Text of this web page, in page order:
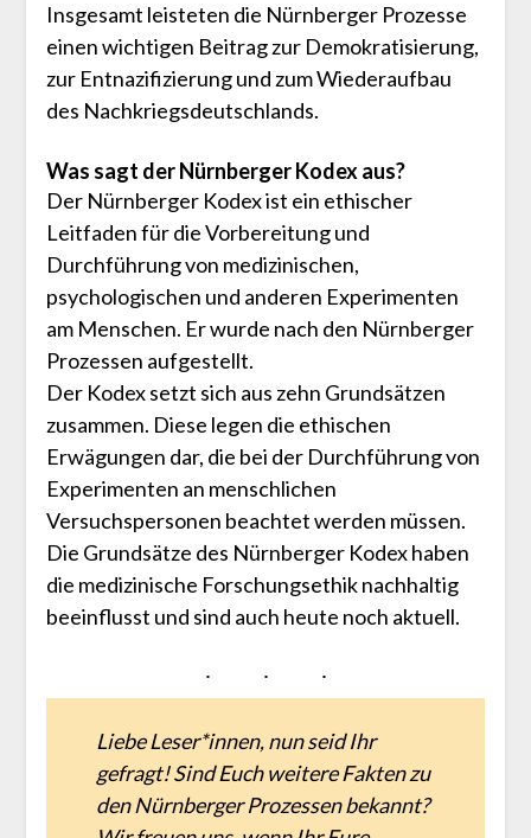
Insgesamt leisteten die Nürnberger Prozesse
einen wichtigen Beitrag zur Demokratisierung,
zur Entnazifizierung und zum Wiederaufbau
des Nachkriegsdeutschlands.
Was sagt der Nürnberger Kodex aus?
Der Nürnberger Kodex ist ein ethischer
Leitfaden für die Vorbereitung und
Durchführung von medizinischen,
psychologischen und anderen Experimenten
am Menschen. Er wurde nach den Nürnberger
Prozessen aufgestellt.
Der Kodex setzt sich aus zehn Grundsätzen
zusammen. Diese legen die ethischen
Erwägungen dar, die bei der Durchführung von
Experimenten an menschlichen
Versuchspersonen beachtet werden müssen.
Die Grundsätze des Nürnberger Kodex haben
die medizinische Forschungsethik nachhaltig
beeinflusst und sind auch heute noch aktuell.
Liebe Leser*innen, nun seid Ihr
gefragt! Sind Euch weitere Fakten zu
den Nürnberger Prozessen bekannt?